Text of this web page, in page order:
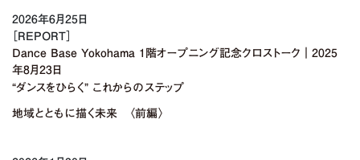
2026年6月25日
［REPORT］
Dance Base Yokohama 1階オープニング記念クロストーク｜2025
年8月23日
“ダンスをひらく” これからのステップ
地域とともに描く未来 〈前編〉